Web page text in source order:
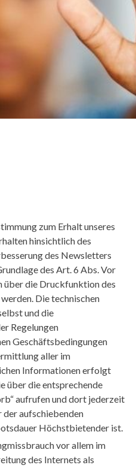
zum Erhalt unseres
hinsichtlich des
des Newsletters
des Art. 6 Abs. Vor
über die Druckfunktion des
Die technischen
und die
Regelungen
Geschäftsbedingungen
aller im
Informationen erfolgt
über die entsprechende
aufrufen und dort jederzeit
der aufschiebenden
Höchstbietender ist.
vor allem im
des Internets als